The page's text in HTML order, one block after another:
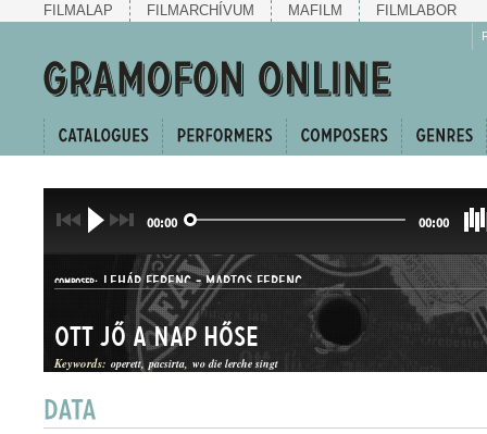
FILMALAP FILMARCHÍVUM MAFILM FILMLABOR
00:00 00:00
COMPOSER: LEHÁR FERENC-MARTOS FERENC
Ott jő a nap hőse
Keywords: operett pacsirta wo die lerche singt